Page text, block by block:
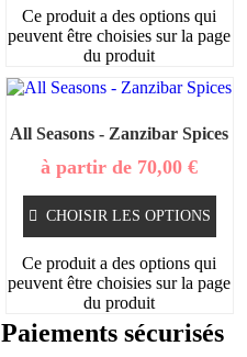
Ce produit a des options qui
peuvent être choisies sur la page
du produit
All Seasons - Zanzibar Spices
à partir de 70,00€
CHOISIR LES OPTIONS
Ce produit a des options qui
peuvent être choisies sur la page
du produit
Paiements sécurisés